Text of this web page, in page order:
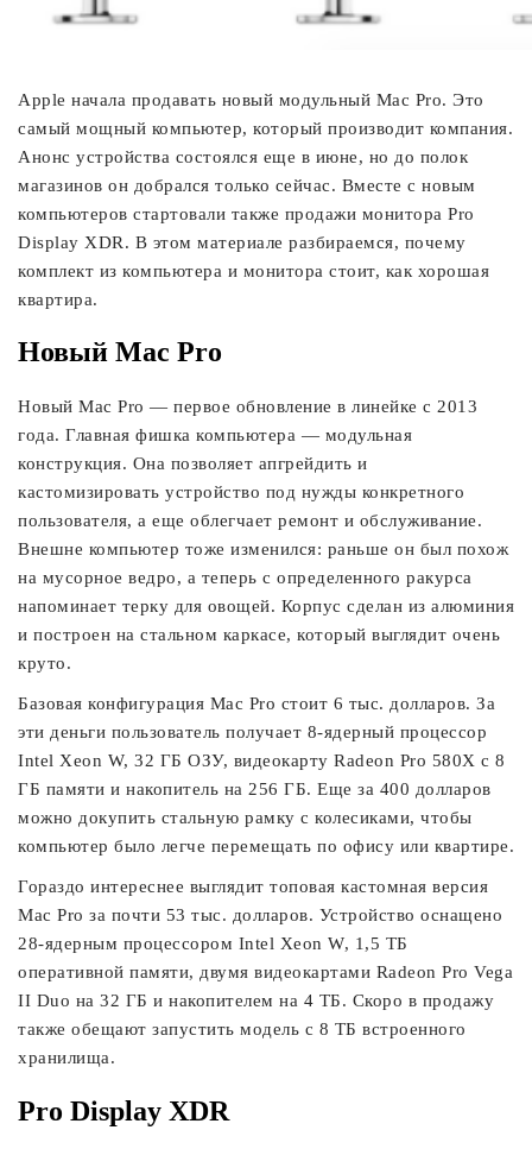
Apple начала продавать новый модульный Mac Pro. Это
самый мощный компьютер, который производит компания.
Анонс устройства состоялся еще в июне, но до полок
магазинов он добрался только сейчас. Вместе с новым
компьютеров стартовали также продажи монитора Pro
Display XDR. В этом материале разбираемся, почему
комплект из компьютера и монитора стоит, как хорошая
квартира.
Новый Mac Pro
Новый Mac Pro — первое обновление в линейке с 2013
года. Главная фишка компьютера — модульная
конструкция. Она позволяет апгрейдить и
кастомизировать устройство под нужды конкретного
пользователя, а еще облегчает ремонт и обслуживание.
Внешне компьютер тоже изменился: раньше он был похож
на мусорное ведро, а теперь с определенного ракурса
напоминает терку для овощей. Корпус сделан из алюминия
и построен на стальном каркасе, который выглядит очень
круто.
Базовая конфигурация Mac Pro стоит 6 тыс. долларов. За
эти деньги пользователь получает 8-ядерный процессор
Intel Xeon W, 32 ГБ ОЗУ, видеокарту Radeon Pro 580X с 8
ГБ памяти и накопитель на 256 ГБ. Еще за 400 долларов
можно докупить стальную рамку с колесиками, чтобы
компьютер было легче перемещать по офису или квартире.
Гораздо интереснее выглядит топовая кастомная версия
Mac Pro за почти 53 тыс. долларов. Устройство оснащено
28-ядерным процессором Intel Xeon W, 1,5 ТБ
оперативной памяти, двумя видеокартами Radeon Pro Vega
II Duo на 32 ГБ и накопителем на 4 ТБ. Скоро в продажу
также обещают запустить модель с 8 ТБ встроенного
хранилища.
Pro Display XDR